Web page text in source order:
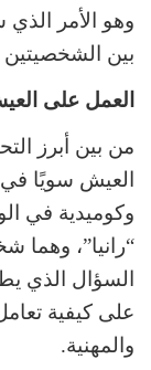
وهو الأمر
بين الشخصيتين
العمل على
من بين أبرز
العيش سويًا
وكوميدية في
“رانيا”، وهما
السؤال الذي
على كيفية
والمهنية.